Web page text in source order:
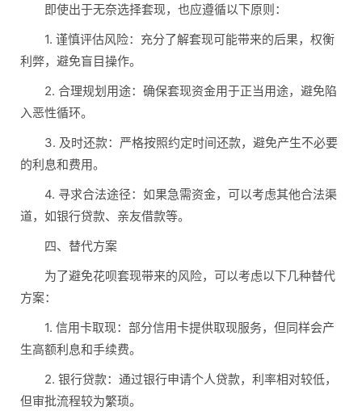
即使出于无奈选择套现，也应遵循以下原则：
1. 谨慎评估风险：充分了解套现可能带来的后果，权衡
利弊，避免盲目操作。
2. 合理规划用途：确保套现资金用于正当用途，避免陷
入恶性循环。
3. 及时还款：严格按照约定时间还款，避免产生不必要
的利息和费用。
4. 寻求合法途径：如果急需资金，可以考虑其他合法渠
道，如银行贷款、亲友借款等。
四、替代方案
为了避免花呗套现带来的风险，可以考虑以下几种替代
方案：
1. 信用卡取现：部分信用卡提供取现服务，但同样会产
生高额利息和手续费。
2. 银行贷款：通过银行申请个人贷款，利率相对较低，
但审批流程较为繁琐。